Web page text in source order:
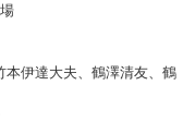
本伊達大夫、鶴澤清友、鶴